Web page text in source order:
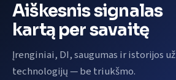
Aiškesnis signalas
kartą per savaitę
Įrenginiai, DI, saugumas ir istorijos už
technologijų — be triukšmo.